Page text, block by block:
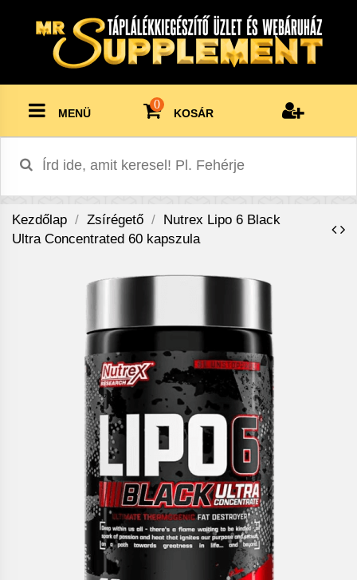
MENÜ
0
KOSÁR
Kezdőlap Zsírégető
Nutrex Lipo 6 Black
Ultra Concentrated 60 kapszula